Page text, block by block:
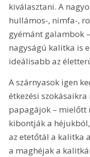
kiválasztani. A
hullámos-, nimfa-,
gyémánt galambok
nagyságú kalitka is
ideálisabb az
A szárnyasok igen
étkezési
papagájok – mielőtt
kibontják a
az etetőtál a kalitka
a maghéjak a